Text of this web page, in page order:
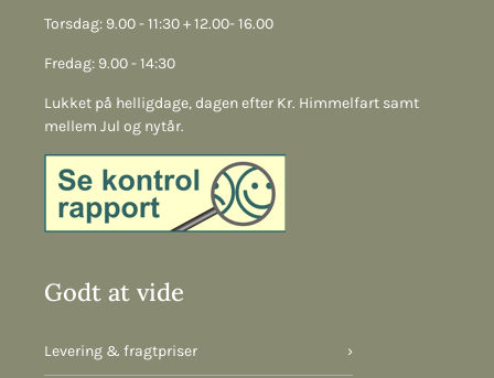
Torsdag: 9.00 - 11:30 + 12.00- 16.00
Fredag: 9.00 - 14:30
Lukket på helligdage, dagen efter Kr. Himmelfart samt
mellem Jul og nytår.
Godt at vide
Levering & fragtpriser ›